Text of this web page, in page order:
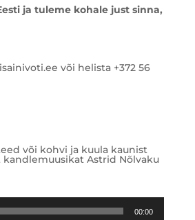
ja tuleme kohale just sinna,
või helista +372 56
või kohvi ja kuula kaunist
Astrid Nõlvaku
00:00